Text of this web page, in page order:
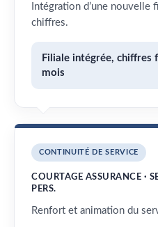
Intégration d’une nouvelle
chiffres.
Filiale intégrée, chiffres
mois
CONTINUITÉ DE SERVICE
COURTAGE ASSURANCE ·
PERS.
Renfort et animation du